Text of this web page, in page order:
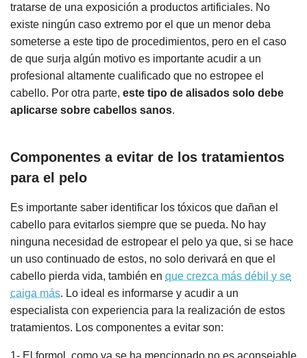
tratarse de una exposición a productos artificiales. No
existe ningún caso extremo por el que un menor deba
someterse a este tipo de procedimientos, pero en el caso
de que surja algún motivo es importante acudir a un
profesional altamente cualificado que no estropee el
cabello. Por otra parte, este tipo de alisados solo debe
aplicarse sobre cabellos sanos.
Componentes a evitar de los tratamientos
para el pelo
Es importante saber identificar los tóxicos que dañan el
cabello para evitarlos siempre que se pueda. No hay
ninguna necesidad de estropear el pelo ya que, si se hace
un uso continuado de estos, no solo derivará en que el
cabello pierda vida, también en que crezca más débil y se
caiga más. Lo ideal es informarse y acudir a un
especialista con experiencia para la realización de estos
tratamientos. Los componentes a evitar son: